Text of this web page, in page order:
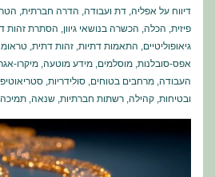
דיווח על אפליה, דת ועבודה, הדרה חברתית,
פיזית, הכלה, הכשרה בנושאי גיוון, הסתרת זהות
גיאופוליטיים, התאמות דתיות, זהות דתית,
אפס-סובלנות, מוסלמים, מידע מוטעה, מיקרו-
העבודה, מרחבים בטוחים, סולידריות,
ובטיחות, קהילה, רשתות חברתיות, שנאה, תמיכה